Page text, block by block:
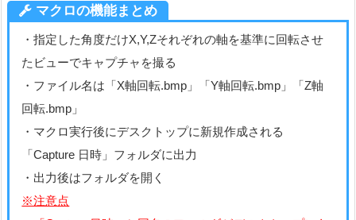
マクロの機能まとめ
・指定した角度だけX,Y,Zそれぞれの軸を基準に回転させ
たビューでキャプチャを撮る
・ファイル名は「X軸回転.bmp」「Y軸回転.bmp」「Z軸
回転.bmp」
・マクロ実行後にデスクトップに新規作成される
「Capture 日時」フォルダに出力
・出力後はフォルダを開く
※注意点